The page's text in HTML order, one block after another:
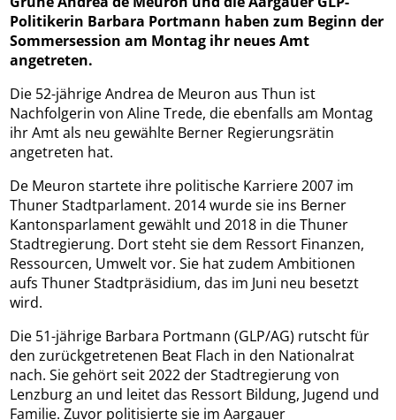
Politikerin Barbara Portmann haben zum Beginn der
Sommersession am Montag ihr neues Amt
angetreten.
Die 52-jährige Andrea de Meuron aus Thun ist
Nachfolgerin von Aline Trede, die ebenfalls am Montag
ihr Amt als neu gewählte Berner Regierungsrätin
angetreten hat.
De Meuron startete ihre politische Karriere 2007 im
Thuner Stadtparlament. 2014 wurde sie ins Berner
Kantonsparlament gewählt und 2018 in die Thuner
Stadtregierung. Dort steht sie dem Ressort Finanzen,
Ressourcen, Umwelt vor. Sie hat zudem Ambitionen
aufs Thuner Stadtpräsidium, das im Juni neu besetzt
wird.
Die 51-jährige Barbara Portmann (GLP/AG) rutscht für
den zurückgetretenen Beat Flach in den Nationalrat
nach. Sie gehört seit 2022 der Stadtregierung von
Lenzburg an und leitet das Ressort Bildung, Jugend und
Familie. Zuvor politisierte sie im Aargauer